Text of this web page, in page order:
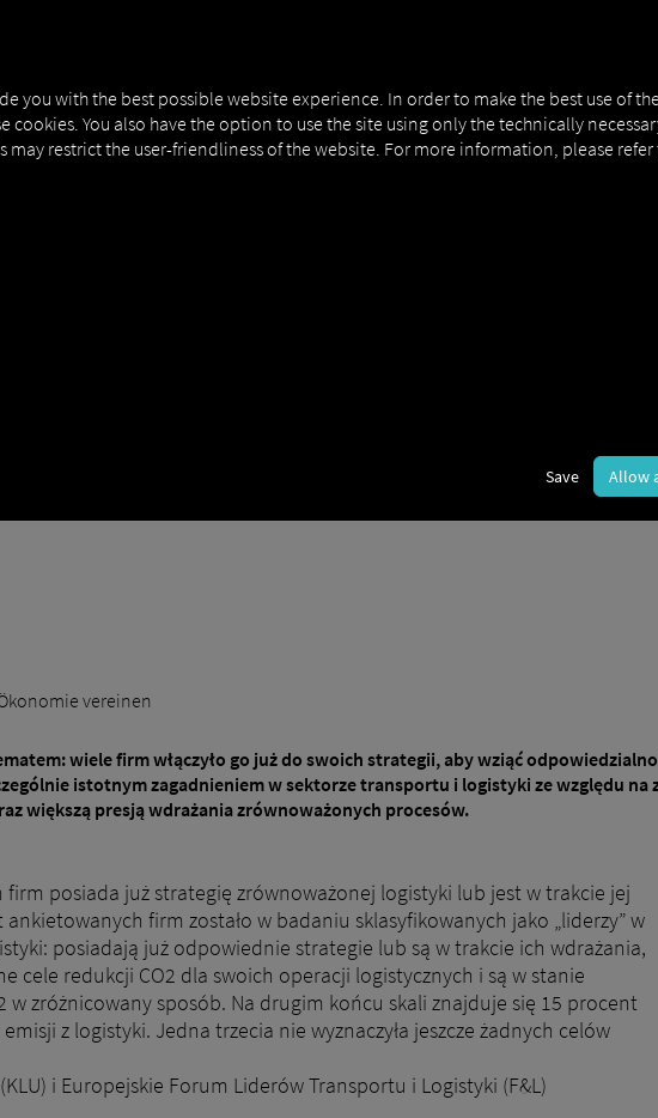
| EKOLOGIA
można połączyć cele ekologiczne i ekonomiczne.
vereinen
wiele firm włączyło go już do swoich strategii, aby wziąć
istotnym zagadnieniem w sektorze transportu i logistyki ze względu na
większą presją wdrażania zrównoważonych procesów.
firm posiada już strategię zrównoważonej logistyki lub jest w trakcie jej
firm zostało w badaniu sklasyfikowanych jako „liderzy” w
posiadają już odpowiednie strategie lub są w trakcie ich wdrażania,
cele redukcji CO2 dla swoich operacji logistycznych i są w stanie
w zróżnicowany sposób. Na drugim końcu skali znajduje się 15 procent
z logistyki. Jedna trzecia nie wyznaczyła jeszcze żadnych celów
i Europejskie Forum Liderów Transportu i Logistyki (F&L)
you with the best possible website experience. In order to make the best use of
cookies. You also have the option to use the site using only the technically
may restrict the user-friendliness of the website. For more information, please
Save Allow